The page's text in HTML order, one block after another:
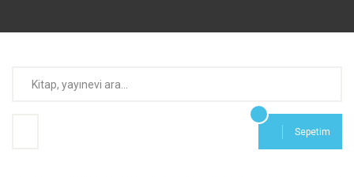
Sepetim